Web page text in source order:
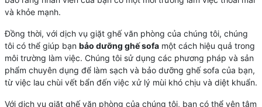
và khỏe mạnh.
Đồng thời, với dịch vụ giặt ghế văn phòng của chúng tôi, chúng
tôi có thể giúp bạn bảo dưỡng ghế sofamột cách hiệu quả trong
môi trường làm việc. Chúng tôi sử dụng các phương pháp và sản
phẩm chuyên dụng để làm sạch và bảo dưỡng ghế sofa của bạn,
từ việc lau chùi vết bẩn đến việc xử lý mùi khó chịu và diệt khuẩn.
Với dịch vụ giặt ghế văn phòng của chúng tôi, bạn có thể yên tâm